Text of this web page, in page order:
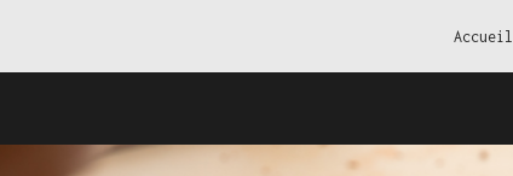
Accueil